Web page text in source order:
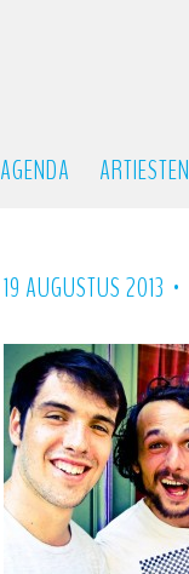
AGENDA ARTIESTEN
19 AUGUSTUS 2013 •